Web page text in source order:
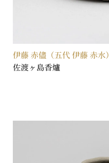
伊藤 赤儘（五代 伊藤 赤水）
佐渡ヶ島香爐